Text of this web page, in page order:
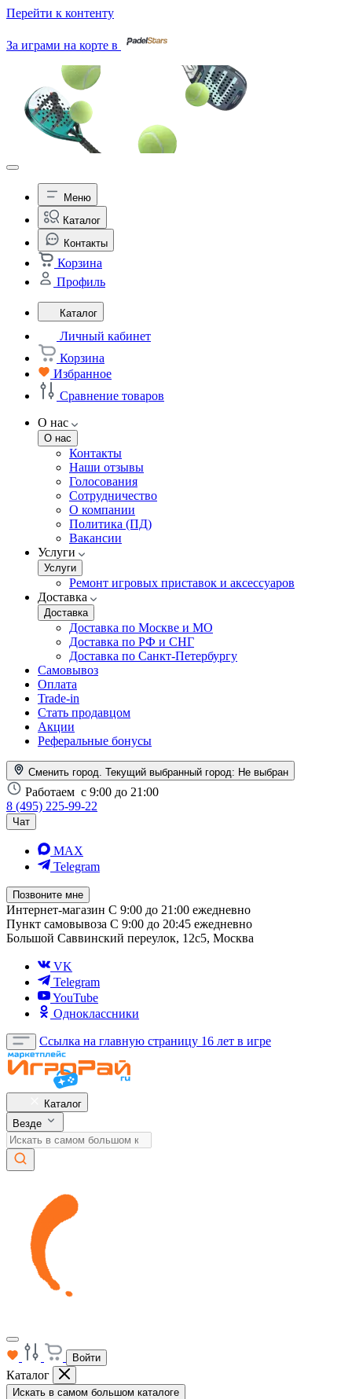
Перейти к контенту
За играми на корте в
Меню
Каталог
Контакты
Корзина
Профиль
Каталог
Личный кабинет
Корзина
Избранное
Сравнение товаров
О нас
О нас
Контакты
Наши отзывы
Голосования
Сотрудничество
О компании
Политика (ПД)
Вакансии
Услуги
Услуги
Ремонт игровых приставок и аксессуаров
Доставка
Доставка
Доставка по Москве и МО
Доставка по РФ и СНГ
Доставка по Санкт-Петербургу
Самовывоз
Оплата
Trade-in
Стать продавцом
Акции
Реферальные бонусы
Сменить город. Текущий выбранный город: Не выбран
Работаем с 9:00 до 21:00
8 (495) 225-99-22
Чат
MAX
Telegram
Позвоните мне
Интернет-магазин С 9:00 до 21:00 ежедневно
Пункт самовывоза С 9:00 до 20:45 ежедневно
Большой Саввинский переулок, 12с5, Москва
VK
Telegram
YouTube
Одноклассники
Ссылка на главную страницу 16 лет в игре
Каталог
Везде
Войти
Каталог
Искать в самом большом каталоге